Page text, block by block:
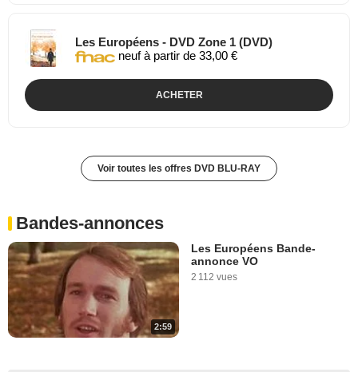
Les Européens - DVD Zone 1 (DVD)
neuf à partir de 33,00 €
ACHETER
Voir toutes les offres DVD BLU-RAY
Bandes-annonces
2:59
Les Européens Bande-
annonce VO
2 112 vues